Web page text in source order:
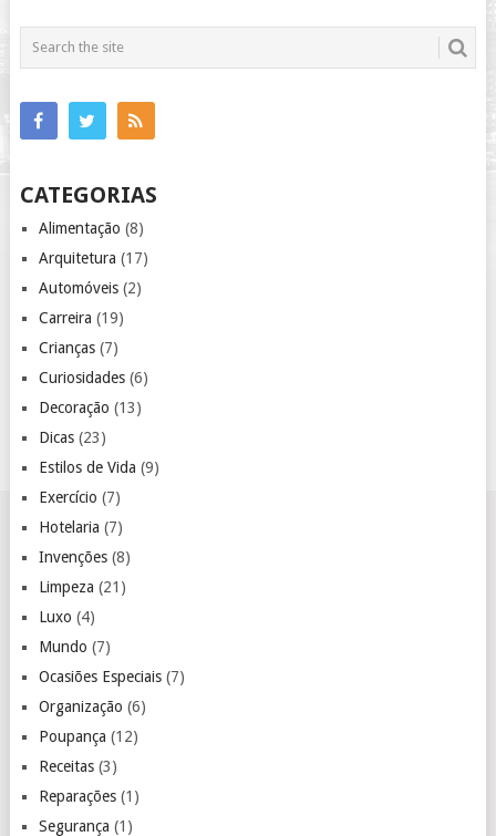
CATEGORIAS
Alimentação (8)
Arquitetura (17)
Automóveis(2)
Carreira (19)
Crianças(7)
Curiosidades(6)
Decoração (13)
Dicas(23)
Estilos de Vida (9)
Exercício (7)
Hotelaria (7)
Invenções(8)
Limpeza (21)
Luxo (4)
Mundo (7)
Ocasiões Especiais(7)
Organização (6)
Poupança (12)
Receitas(3)
Reparações(1)
Segurança (1)